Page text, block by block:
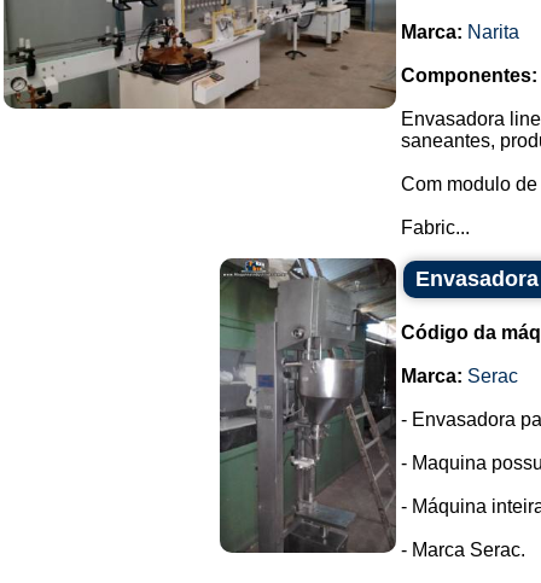
Marca: Narita
Componentes:
Envasadora
saneantes,
Com modulo
Fabric...
Código da
Marca: Serac
- Envasadora
- Maquina
- Máquina
- Marca Serac.